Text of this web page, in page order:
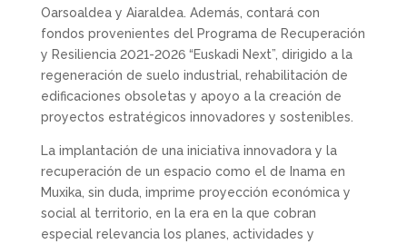
Oarsoaldea y Aiaraldea. Además, contará con
fondos provenientes del Programa de Recuperación
y Resiliencia 2021-2026 “Euskadi Next”, dirigido a la
regeneración de suelo industrial, rehabilitación de
edificaciones obsoletas y apoyo a la creación de
proyectos estratégicos innovadores y sostenibles.
La implantación de una iniciativa innovadora y la
recuperación de un espacio como el de Inama en
Muxika, sin duda, imprime proyección económica y
social al territorio, en la era en la que cobran
especial relevancia los planes, actividades y